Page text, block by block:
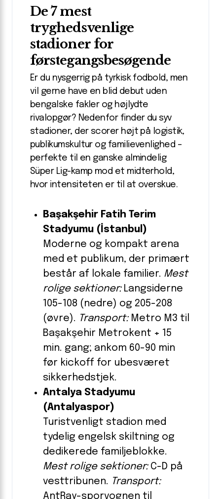
De 7 mest
tryghedsvenlige
stadioner for
førstegangsbesøgende
Er du nysgerrig på tyrkisk fodbold, men
vil gerne have en blid debut uden
bengalske fakler og højlydte
rivalopgør? Nedenfor finder du syv
stadioner, der scorer højt på logistik,
publikumskultur og familievenlighed –
perfekte til en ganske almindelig
Süper Lig-kamp mod et midterhold,
hvor intensiteten er til at overskue.
Başakşehir Fatih Terim
Stadyumu (İstanbul)
Moderne og kompakt arena
med et publikum, der primært
består af lokale familier. Mest
rolige sektioner:Langsiderne
105-108 (nedre) og 205-208
(øvre). Transport:Metro M3 til
Başakşehir Metrokent + 15
min. gang; ankom 60-90 min
før kickoff for ubesværet
sikkerhedstjek.
Antalya Stadyumu
(Antalyaspor)
Turistvenligt stadion med
tydelig engelsk skiltning og
dedikerede familjeblokke.
Mest rolige sektioner:C-D på
vesttribunen. Transport:
AntRay-sporvognen til